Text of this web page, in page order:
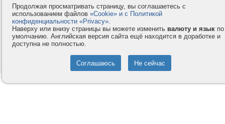
Контакты
Компания
Privacy и Cookie
Услуги
Как оплатить
Помощь
© 2008-2026
- Все права защищены.
Продолжая просматривать страницу, вы соглашаетесь с
использованием файлов «Cookie» и с Политикой
конфиденциальности «Privacy».
Наверху или внизу страницы вы можете изменить валюту и язык по
умолчанию. Английская версия сайта ещё находится в доработке и
доступна не полностью.